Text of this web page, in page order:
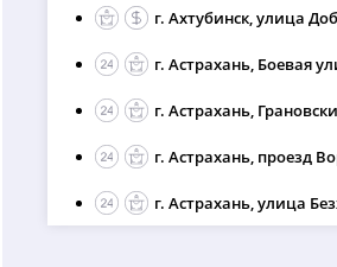
г. Ахтубинск, улица
г. Астрахань, Боевая
г. Астрахань,
г. Астрахань, проезд
г. Астрахань, улица